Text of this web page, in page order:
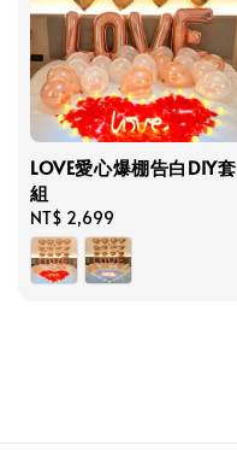
LOVE愛心爆棚告白DIY套
組
Regular
price
NT$ 2,699